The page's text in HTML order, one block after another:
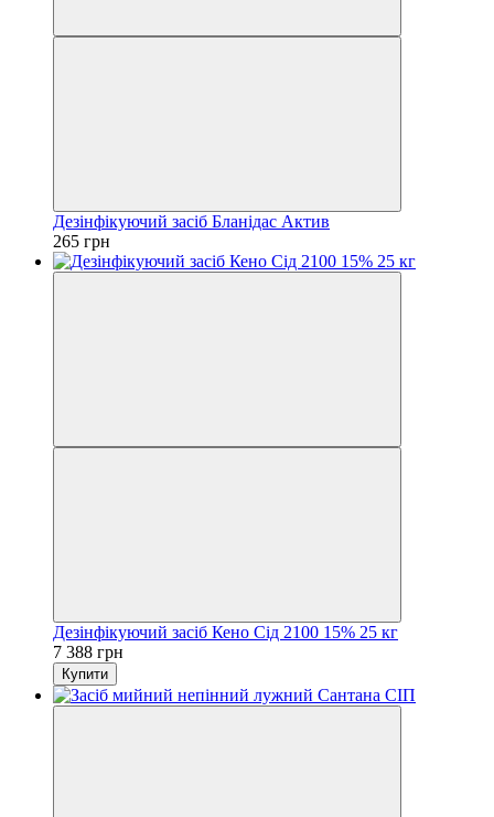
Дезінфікуючий засіб Бланідас Актив
265 грн
Дезінфікуючий засіб Кено Сід 2100 15% 25 кг
7 388 грн
Купити